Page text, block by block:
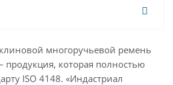
многоручьевой ремень
продукция, которая полностью
ISO 4148. «Индастриал